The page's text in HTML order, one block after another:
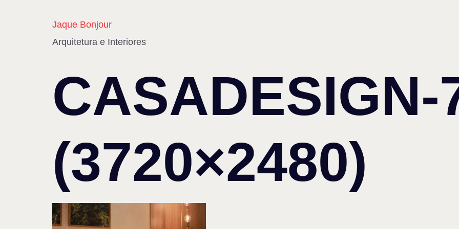
Jaque Bonjour
Arquitetura e Interiores
CASADESIGN-
(3720×2480)